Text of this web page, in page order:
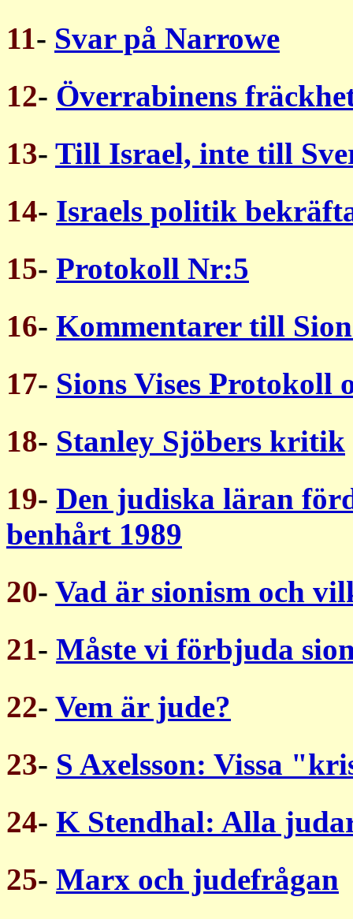
11- Svar på Narrowe
12- Överrabinens
13- Till Israel, inte till
14- Israels politik
15- Protokoll Nr:5
16- Kommentarer till
17- Sions Vises Protokoll
18- Stanley Sjöbers kritik
19- Den judiska läran
benhårt 1989
20- Vad är sionism och
21- Måste vi förbjuda
22- Vem är jude?
23- S Axelsson: Vissa
24- K Stendhal: Alla
25- Marx och judefrågan